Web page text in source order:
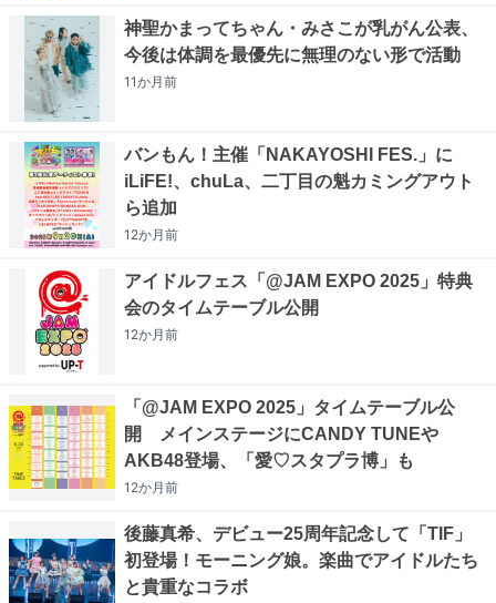
神聖かまってちゃん・みさこが乳がん公表、
今後は体調を最優先に無理のない形で活動
11か月前
バンもん！主催「NAKAYOSHI FES.」に
iLiFE!、chuLa、二丁目の魁カミングアウト
ら追加
12か月前
アイドルフェス「@JAM EXPO 2025」特典
会のタイムテーブル公開
12か月前
「@JAM EXPO 2025」タイムテーブル公
開 メインステージにCANDY TUNEや
AKB48登場、「愛♡スタプラ博」も
12か月前
後藤真希、デビュー25周年記念して「TIF」
初登場！モーニング娘。楽曲でアイドルたち
と貴重なコラボ